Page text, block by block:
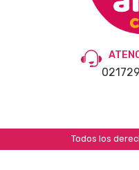
Todos los